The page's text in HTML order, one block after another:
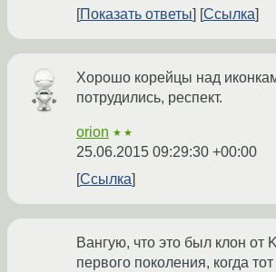
Показать ответы Ссылка
Хорошо корейцы над
потрудились, респект.
orion ★★
25.06.2015 09:29:30 +00:00
Ссылка
Вангую, что это был клон от
первого поколения, когда